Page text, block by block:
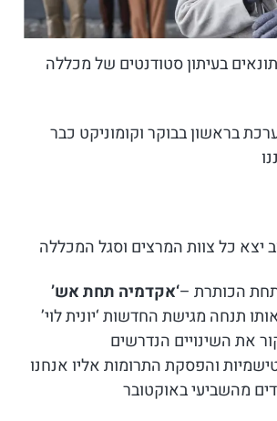
בעיתון סטודנטים של מכללה
בראשון בבוקר וקומוניקט כבר
יצא כל צוות המרצים וסגל המכללה
תחת הכותרת –‘אקדמיה תחת אש’
תנחה מגישת החדשות ‘יונית לוי’
את השינויים הנדרשים
והפסקת התרומות אליו אנחנו
מהשביעי באוקטובר